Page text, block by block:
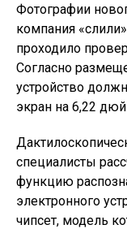
Фотографии
компания
проходило
Согласно
устройство
экран на 6,22
специалисты
функцию
электронного
чипсет, модель